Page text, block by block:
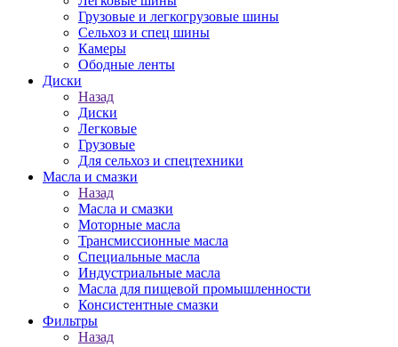
Грузовые и легкогрузовые шины
Сельхоз и спец шины
Камеры
Ободные ленты
Диски
Назад
Диски
Легковые
Грузовые
Для сельхоз и спецтехники
Масла и смазки
Назад
Масла и смазки
Моторные масла
Трансмиссионные масла
Специальные масла
Индустриальные масла
Масла для пищевой промышленности
Консистентные смазки
Фильтры
Назад